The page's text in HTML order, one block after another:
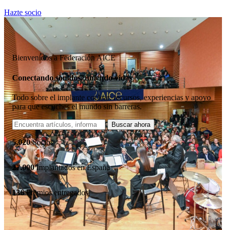
Hazte socio
Bienvenidos a Federación AICE
Conectando sonidos, uniendo vidas
Todo sobre el implante coclear: recursos, experiencias y apoyo
para que escuches el mundo sin barreras.
5.020Socios
27.000Implantados en España
136Premios entregados